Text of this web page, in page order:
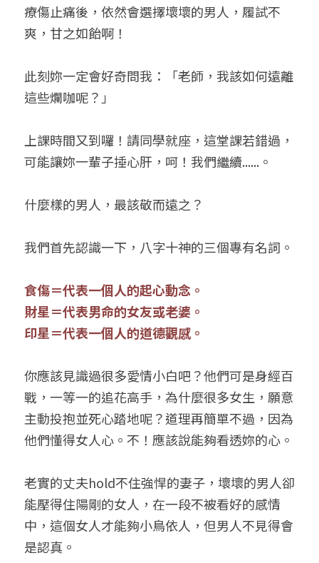
療傷止痛後，依然會選擇壞壞的男人，履試不
爽，甘之如飴啊！
此刻妳一定會好奇問我：「老師，我該如何遠離
這些爛咖呢？」
上課時間又到囉！請同學就座，這堂課若錯過，
可能讓妳一輩子捶心肝，呵！我們繼續......。
什麼樣的男人，最該敬而遠之？
我們首先認識一下，八字十神的三個專有名詞。
食傷＝代表一個人的起心動念。
財星＝代表男命的女友或老婆。
印星＝代表一個人的道德觀感。
你應該見識過很多愛情小白吧？他們可是身經百
戰，一等一的追花高手，為什麼很多女生，願意
主動投抱並死心踏地呢？道理再簡單不過，因為
他們懂得女人心。不！應該說能夠看透妳的心。
老實的丈夫hold不住強悍的妻子，壞壞的男人卻
能壓得住陽剛的女人，在一段不被看好的感情
中，這個女人才能夠小鳥依人，但男人不見得會
是認真。